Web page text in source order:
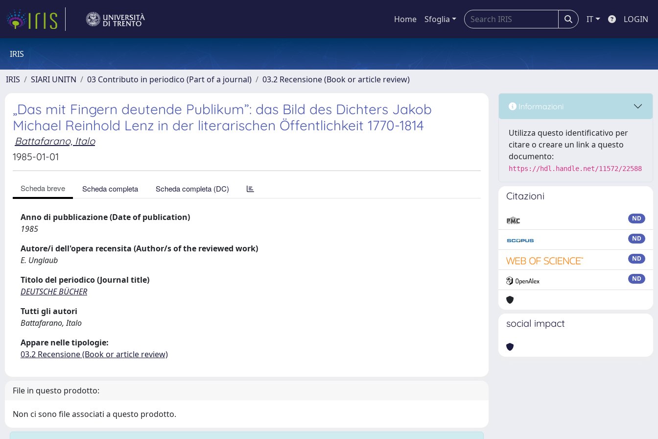
Home Sfoglia IT LOGIN
IRIS
IRIS SIARI UNITN 03 Contributo in periodico (Part of a journal) 03.2 Recensione (Book or article review)
„Das mit Fingern deutende Publikum”: das Bild des Dichters Jakob
Michael Reinhold Lenz in der literarischen Öffentlichkeit 1770-1814
Battafarano, Italo
1985-01-01
Scheda breve Scheda completa Scheda completa (DC)
Anno di pubblicazione (Date of publication)
1985
Autore/i dell'opera recensita (Author/s of the reviewed work)
E. Unglaub
Titolo del periodico (Journal title)
DEUTSCHE BÜCHER
Tutti gli autori
Battafarano, Italo
Appare nelle tipologie:
03.2 Recensione (Book or article review)
File in questo prodotto:
Non ci sono file associati a questo prodotto.
Informazioni
Utilizza questo identificativo per
citare o creare un link a questo
documento:
https://hdl.handle.net/11572/22588
Citazioni
ND
ND
ND
ND
social impact